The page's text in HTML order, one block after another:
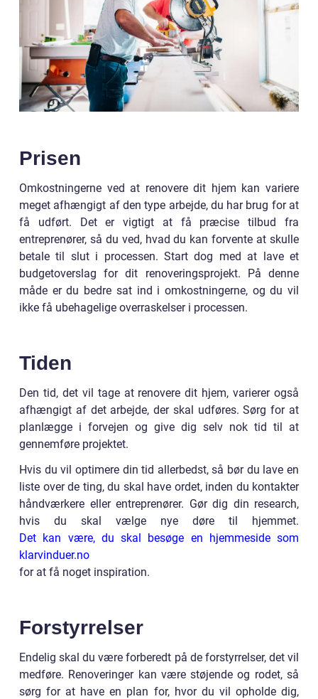
Prisen
Omkostningerne ved at renovere dit hjem kan variere
meget afhængigt af den type arbejde, du har brug for at
få udført. Det er vigtigt at få præcise tilbud fra
entreprenører, så du ved, hvad du kan forvente at skulle
betale til slut i processen. Start dog med at lave et
budgetoverslag for dit renoveringsprojekt. På denne
måde er du bedre sat ind i omkostningerne, og du vil
ikke få ubehagelige overraskelser i processen.
Tiden
Den tid, det vil tage at renovere dit hjem, varierer også
afhængigt af det arbejde, der skal udføres. Sørg for at
planlægge i forvejen og give dig selv nok tid til at
gennemføre projektet.
Hvis du vil optimere din tid allerbedst, så bør du lave en
liste over de ting, du skal have ordet, inden du kontakter
håndværkere eller entreprenører. Gør dig din research,
hvis du skal vælge nye døre til hjemmet.
Det kan være, du skal besøge en hjemmeside som
klarvinduer.no
for at få noget inspiration.
Forstyrrelser
Endelig skal du være forberedt på de forstyrrelser, det vil
medføre. Renoveringer kan være støjende og rodet, så
sørg for at have en plan for, hvor du vil opholde dig,